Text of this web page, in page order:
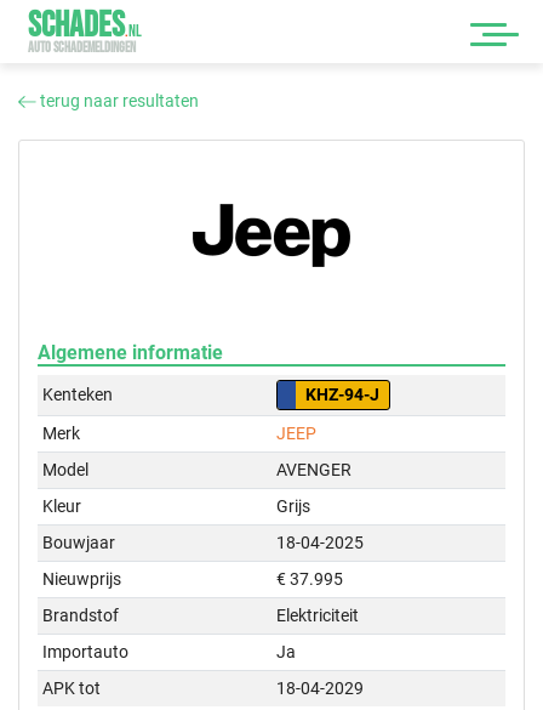
SCHADES.NL
AUTO SCHADEMELDINGEN
terug naar resultaten
Algemene informatie
Kenteken
KHZ-94-J
Merk
JEEP
Model
AVENGER
Kleur
Grijs
Bouwjaar
18-04-2025
Nieuwprijs
€ 37.995
Brandstof
Elektriciteit
Importauto
Ja
APK tot
18-04-2029